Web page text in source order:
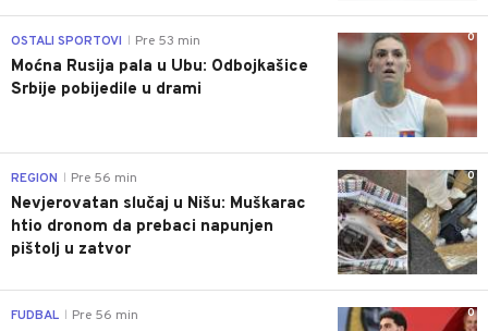
0
OSTALI SPORTOVI Pre 53 min
Moćna Rusija pala u Ubu: Odbojkašice
Srbije pobijedile u drami
0
REGION Pre 56 min
Nevjerovatan slučaj u Nišu: Muškarac
htio dronom da prebaci napunjen
pištolj u zatvor
0
FUDBAL Pre 56 min